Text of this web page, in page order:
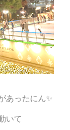
あったにん✨
いて